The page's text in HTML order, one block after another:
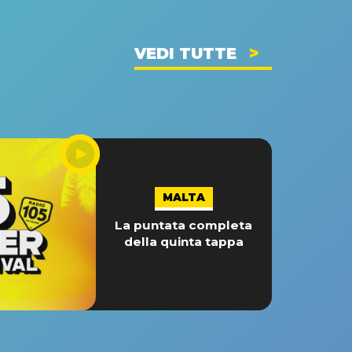
VEDI TUTTE
MALTA
La puntata completa
della quinta tappa